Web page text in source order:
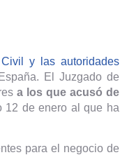
y las autoridades
El Juzgado de
a los que acusó de
12 de enero al que ha
para el negocio de